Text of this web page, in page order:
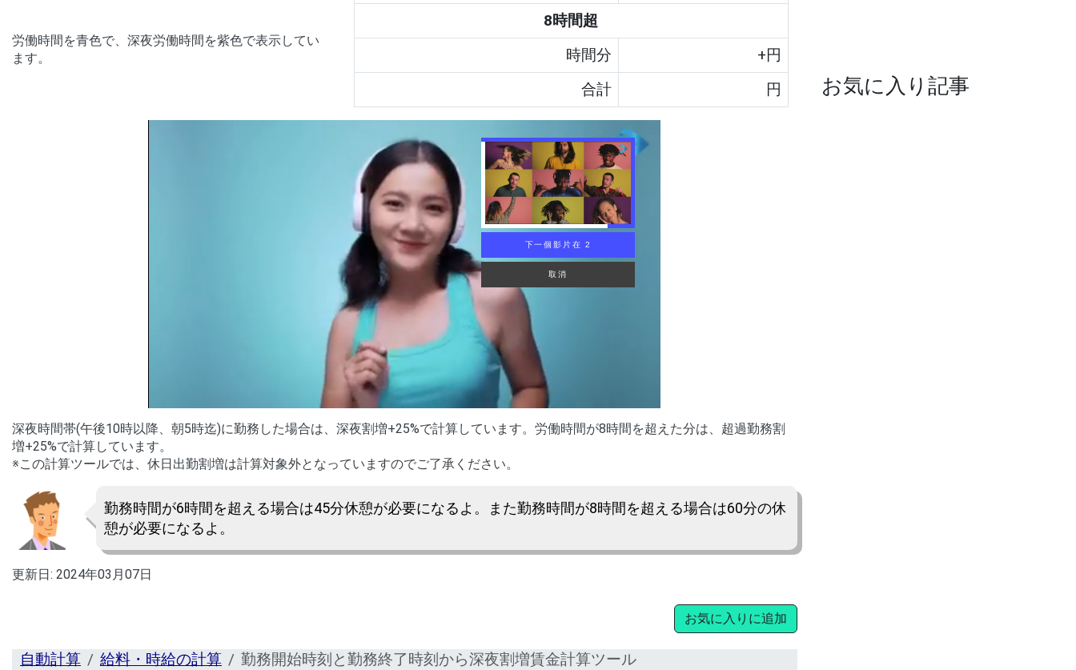
労働時間を青色で、深夜労働時間を紫色で表示してい
ます。
8時間超
時間分 +円
合計
円
下一個影片在 1
取消
深夜時間帯(午後10時以降、朝5時迄)に勤務した場合は、深夜割増+25%で計算しています。労働時間が8時間を超えた分は、超過勤務割
増+25%で計算しています。
※この計算ツールでは、休日出勤割増は計算対象外となっていますのでご了承ください。
勤務時間が6時間を超える場合は45分休憩が必要になるよ。また勤務時間が8時間を超える場合は60分の休
憩が必要になるよ。
更新日: 2024年03月07日
お気に入りに追加
自動計算 給料・時給の計算 勤務開始時刻と勤務終了時刻から深夜割増賃金計算ツール
お気に入り記事